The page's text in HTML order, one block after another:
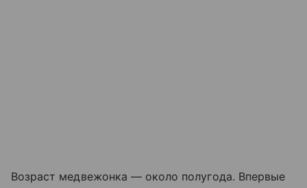
Возраст медвежонка — около полугода. Впервые